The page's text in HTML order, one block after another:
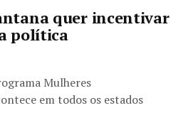
quer incentivar
política
Mulheres
em todos os estados